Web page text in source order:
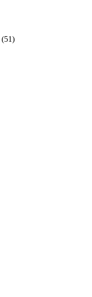
(51)